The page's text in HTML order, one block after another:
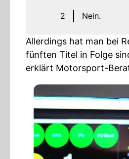
2 Nein.
Allerdings hat man bei
fünften Titel in Folge
erklärt Motorsport-